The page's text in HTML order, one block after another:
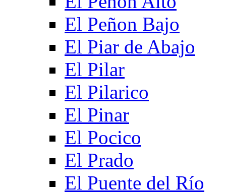
El Peñon Bajo
El Piar de Abajo
El Pilar
El Pilarico
El Pinar
El Pocico
El Prado
El Puente del Río